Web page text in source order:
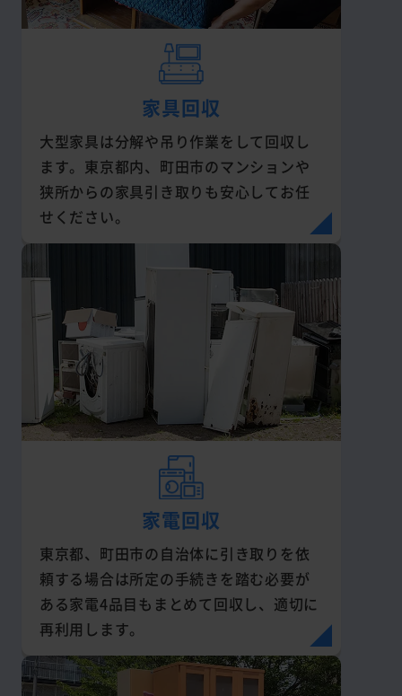
家具回収
大型家具は分解や吊り作業をして回収し
ます。東京都内、町田市のマンションや
狭所からの家具引き取りも安心してお任
せください。
家電回収
東京都、町田市の自治体に引き取りを依
頼する場合は所定の手続きを踏む必要が
ある家電4品目もまとめて回収し、適切に
再利用します。